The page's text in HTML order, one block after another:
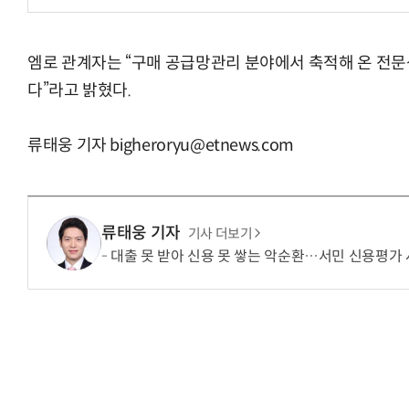
엠로 관계자는 “구매 공급망관리 분야에서 축적해 온 전
다”라고 밝혔다.
류태웅 기자 bigheroryu@etnews.com
류태웅 기자 기사 더보기
대출 못 받아 신용 못 쌓는 악순환…서민 신용평가